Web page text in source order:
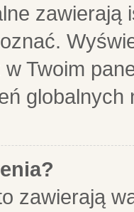
Twoim
zawierają